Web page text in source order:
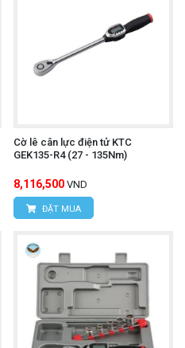
Cờ lê cân lực điện tử KTC
GEK135-R4 (27 - 135Nm)
8,116,500 VND
ĐẶT MUA